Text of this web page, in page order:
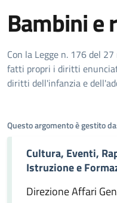
Bambini e
Dettagli
Con la Legge n. 176 del
fatti propri i diritti
diritti dell'infanzia e
Questo argomento è gestito
Cultura, Eventi,
Istruzione e
Direzione Affari